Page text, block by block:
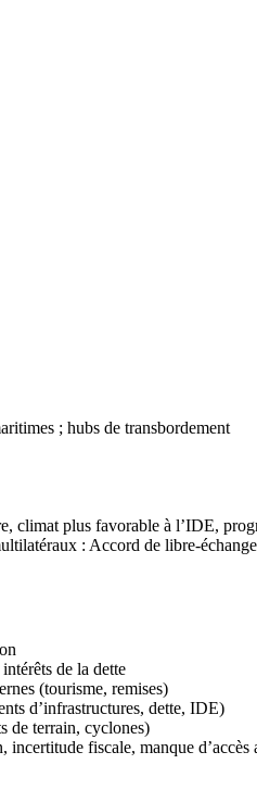
; hubs de transbordement
climat plus favorable à l’IDE,
: Accord de libre-
de la dette
(tourisme, remises)
d’infrastructures, dette, IDE)
de terrain, cyclones)
fiscale, manque